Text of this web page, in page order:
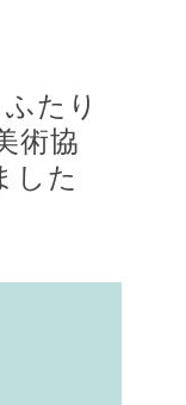
たり
術協
した